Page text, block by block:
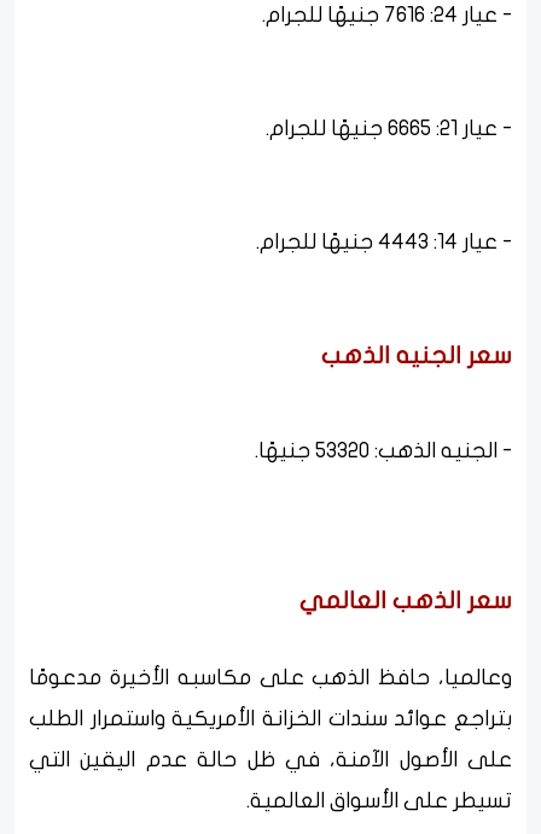
- عيار 24: 7616 جنيهًا للجرام.
- عيار 21: 6665 جنيهًا للجرام.
- عيار 14: 4443 جنيهًا للجرام.
سعر الجنيه الذهب
- الجنيه الذهب: 53320 جنيهًا.
سعر الذهب العالمي
وعالميا، حافظ الذهب على مكاسبه الأخيرة مدعومًا
بتراجع عوائد سندات الخزانة الأمريكية واستمرار الطلب
على الأصول الآمنة، في ظل حالة عدم اليقين التي
تسيطر على الأسواق العالمية.